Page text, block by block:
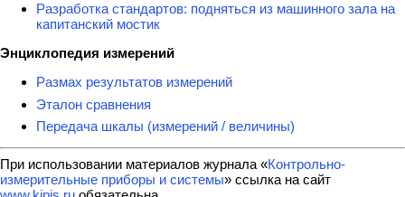
Разработка стандартов: подняться из машинного зала на
капитанский мостик
Энциклопедия измерений
Размах результатов измерений
Эталон сравнения
Передача шкалы (измерений / величины)
При использовании материалов журнала «Контрольно-
измерительные приборы и системы» ссылка на сайт